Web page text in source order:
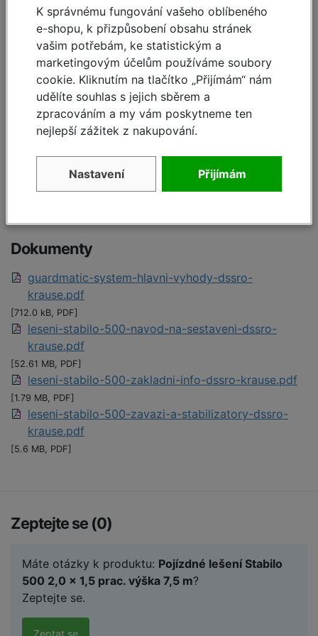
A pracovní výška cca: 7,50 m
B výška podlážky cca: 5,50 m
C výška lešení včetně
zábradlí:
6,60 m
Pracovní plocha: 2,00 x 1,50 m
Hmotnost: 224,00 kg
Dokumenty
guardmatic-system-hlavni-vyhody-dssro-
krause.pdf
[712.0 kB, PDF]
leseni-stabilo-500-navod-na-sestaveni-dssro-
krause.pdf
[52.61 MB, PDF]
leseni-stabilo-500-zakladni-info-dssro-krause.pdf
[1.79 MB, PDF]
leseni-stabilo-500-zavazi-a-stabilizatory-dssro-
krause.pdf
[5.6 MB, PDF]
Zeptejte se (0)
Máte otázky k produktu: Pojízdné lešení Stabilo
500 2,0 x 1,5 prac. výška 7,5 m?
Zeptejte se.
K správnému fungování vašeho oblíbeného
e-shopu, k přizpůsobení obsahu stránek
vašim potřebám, ke statistickým a
marketingovým účelům používáme soubory
cookie. Kliknutím na tlačítko „Přijímám“ nám
udělíte souhlas s jejich sběrem a
zpracováním a my vám poskytneme ten
nejlepší zážitek z nakupování.
Nastavení Přijímám